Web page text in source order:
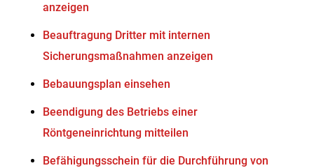
anzeigen
Beauftragung Dritter mit internen
Sicherungsmaßnahmen anzeigen
Bebauungsplan einsehen
Beendigung des Betriebs einer
Röntgeneinrichtung mitteilen
Befähigungsschein für die Durchführung von